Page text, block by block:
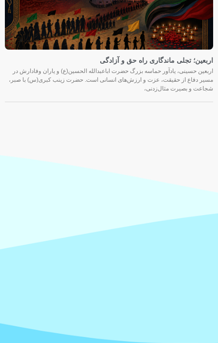
اربعین؛ تجلی ماندگاری راه حق و آزادگی
اربعین حسینی، یادآور حماسه بزرگ حضرت اباعبدالله الحسین(ع) و یاران وفادارش در
مسیر دفاع از حقیقت، عزت و ارزش‌های انسانی است. حضرت زینب کبری(س) با صبر،
شجاعت و بصیرت مثال‌زدنی،